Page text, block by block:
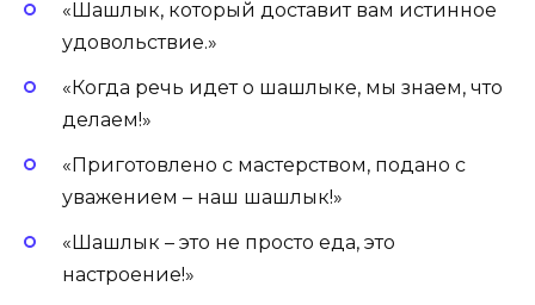
«Шашлык, который доставит вам истинное
удовольствие.»
«Когда речь идет о шашлыке, мы знаем, что
делаем!»
«Приготовлено с мастерством, подано с
уважением – наш шашлык!»
«Шашлык – это не просто еда, это
настроение!»